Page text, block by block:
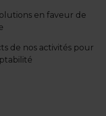
en faveur de
de nos activités pour